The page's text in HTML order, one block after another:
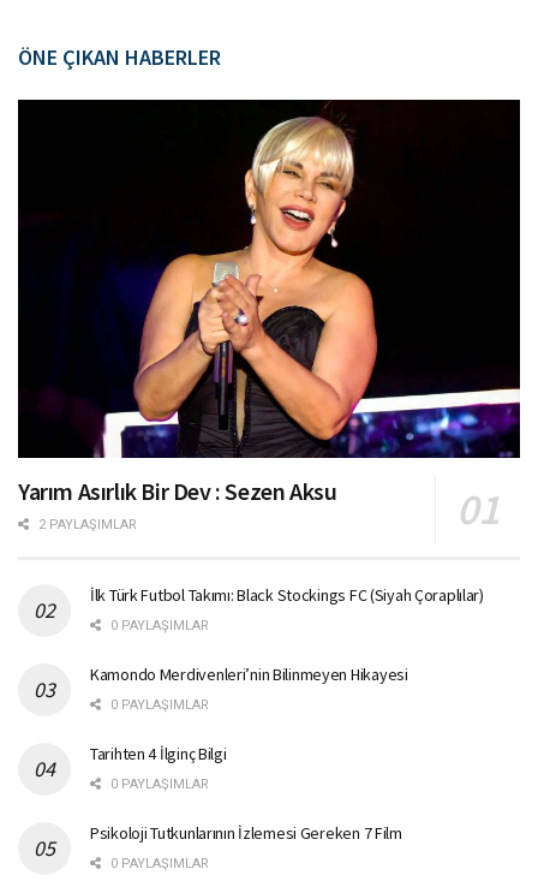
ÖNE ÇIKAN HABERLER
Yarım Asırlık Bir Dev : Sezen Aksu
2 PAYLAŞIMLAR
İlk Türk Futbol Takımı: Black Stockings FC (Siyah Çoraplılar)
0 PAYLAŞIMLAR
Kamondo Merdivenleri’nin Bilinmeyen Hikayesi
0 PAYLAŞIMLAR
Tarihten 4 İlginç Bilgi
0 PAYLAŞIMLAR
Psikoloji Tutkunlarının İzlemesi Gereken 7 Film
0 PAYLAŞIMLAR